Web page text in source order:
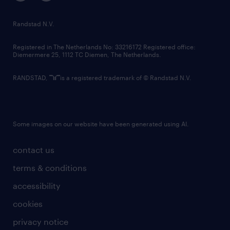
randstad innovation fund
country websites
contact us
terms & conditions
accessibility
cookies
privacy notice
Randstad N.V.
Registered in The Netherlands No: 33216172 Registered office:
Diemermere 25, 1112 TC Diemen, The Netherlands.
RANDSTAD, is a registered trademark of © Randstad N.V.
Some images on our website have been generated using AI.